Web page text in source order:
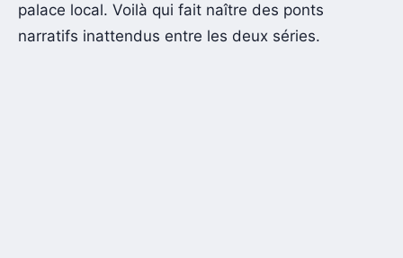
palace local. Voilà qui fait naître des ponts
narratifs inattendus entre les deux séries.